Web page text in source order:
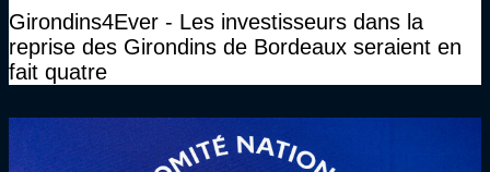
Girondins4Ever - Les investisseurs dans la
reprise des Girondins de Bordeaux seraient en
fait quatre